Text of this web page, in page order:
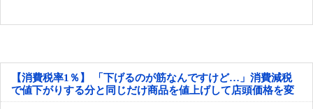
【消費税率1％】 「下げるのが筋なんですけど…」消費減税
で値下がりする分と同じだけ商品を値上げして店頭価格を変
えない店も